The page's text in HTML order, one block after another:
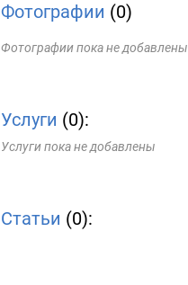
Фотографии (0)
Фотографии пока не добавлены
Услуги (0):
Услуги пока не добавлены
Статьи (0):